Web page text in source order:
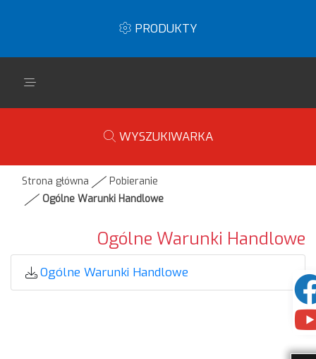
PRODUKTY
WYSZUKIWARKA
Strona główna
Pobieranie
Ogólne Warunki Handlowe
Ogólne Warunki Handlowe
Ogólne Warunki Handlowe